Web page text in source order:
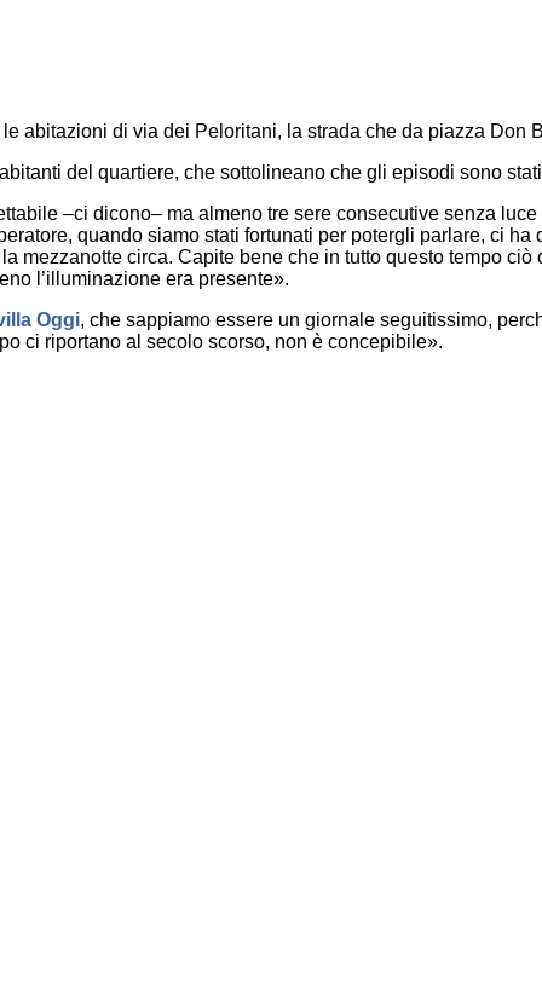
abitazioni di via dei Peloritani, la strada che da piazza Don
del quartiere, che sottolineano che gli episodi sono
–ci dicono– ma almeno tre sere consecutive senza
quando siamo stati fortunati per potergli parlare, ci
mezzanotte circa. Capite bene che in tutto questo tempo
l’illuminazione era presente».
Oggi, che sappiamo essere un giornale seguitissimo,
ci riportano al secolo scorso, non è concepibile».